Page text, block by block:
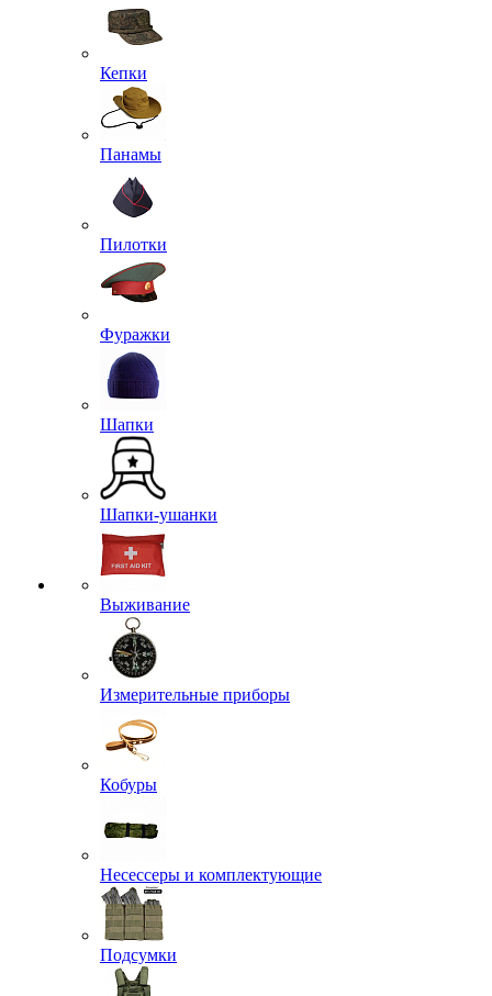
Кепки
Панамы
Пилотки
Фуражки
Шапки
Шапки-ушанки
Выживание
Измерительные приборы
Кобуры
Несессеры и комплектующие
Подсумки